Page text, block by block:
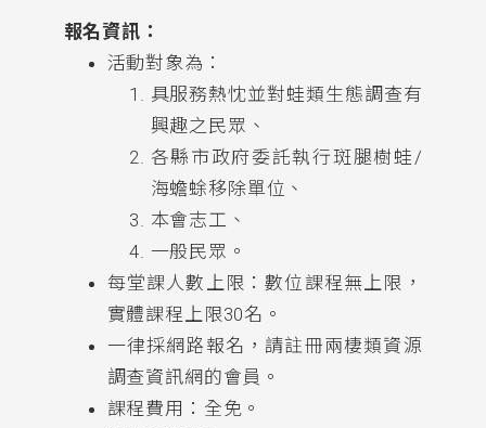
報名資訊：
活動對象為：
具服務熱忱並對蛙類生態調查有
興趣之民眾、
各縣市政府委託執行斑腿樹蛙/
海蟾蜍移除單位、
本會志工、
一般民眾。
每堂課人數上限：數位課程無上限，
實體課程上限30名。
一律採網路報名，請註冊兩棲類資源
調查資訊網的會員。
課程費用：全免。